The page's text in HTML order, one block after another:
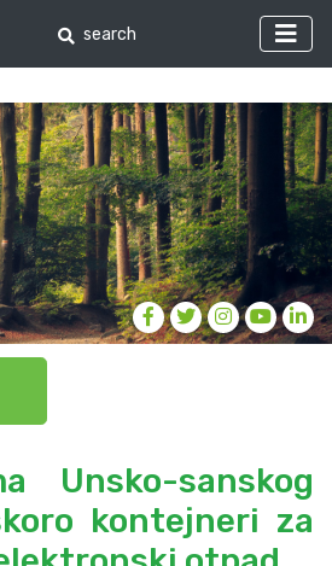
Unsko-sanskog
kontejneri za